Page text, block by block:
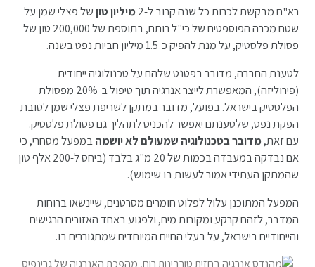
רא"ם מבקשת לכרות כל שנה קרוב ל-2 מיליון טוןשל פצלי שמן על
שטח מכרה הפוספטים של כי"ל רותם, בתוספת של 200,000 טון של
פסולת פלסטיק, על מנת להפיק כ-1.5 מיליון חביות נפט בשנה.
לטענת החברה, מדובר בפטנט שלהם על טכנולוגיה ייחודית
(פירוליזה), המאפשרת לייצר אנרגיה תוך טיפול ב-20% מפסולת
הפלסטיק בישראל. בפועל, מדובר במתקן לשריפת פצלי שמן לטובת
הפקת נפט, שלטענתם יאפשר להכניס לתהליך גם פסולת פלסטיק.
עם זאת,מדובר בטכנולוגיה שמעולם לא יושמהבמפעל מסחרי, כי
אם נבדקה במעבדה בכמות של 20 מ"ג בלבד (ביחס ל-200 אלף טון
שהמתקן העתידי אמור לעשות בו שימוש).
המפעל המתוכנן עלול לפלוט חומרים מסרטנים, שיינשאו ברוחות
המדבר, לזהם קרקע ומקורות מים, ולפגוע באחד האזורים הרגישים
והייחודיים בישראל, על בעלי החיים המיוחדים שמתגוררים בו.